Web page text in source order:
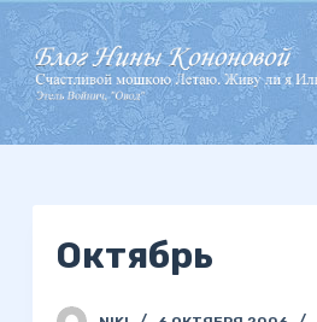
П
е
р
е
й
Октябрь